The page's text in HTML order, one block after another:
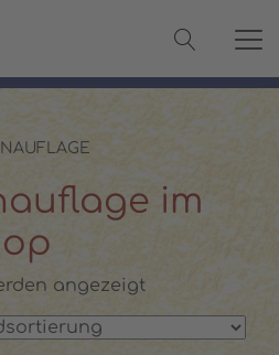
2–3 Werktagen
im
angezeigt